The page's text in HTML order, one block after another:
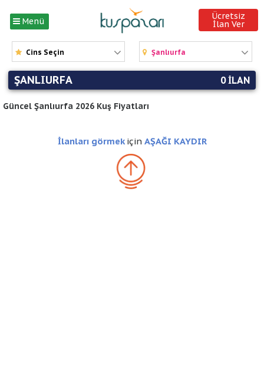
Menü Ücretsiz
İlan Ver
Cins Seçin Şanlıurfa
ŞANLIURFA 0 ILAN
Güncel Şanlıurfa 2026 Kuş Fiyatları
İlanları görmekiçin AŞAĞI KAYDIR